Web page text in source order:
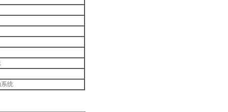
统